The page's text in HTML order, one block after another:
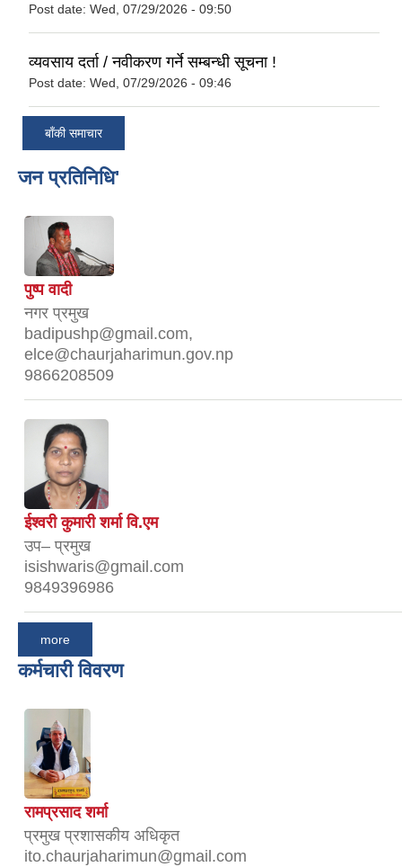
Post date: Wed, 07/29/2026 - 09:50
व्यवसाय दर्ता / नवीकरण गर्ने सम्बन्धी सूचना !
Post date: Wed, 07/29/2026 - 09:46
बाँकी समाचार
जन प्रतिनिधि'
पुष्प वादी
नगर प्रमुख
badipushp@gmail.com,
elce@chaurjaharimun.gov.np
9866208509
ईश्वरी कुमारी शर्मा वि.एम
उप– प्रमुख
isishwaris@gmail.com
9849396986
more
कर्मचारी विवरण
रामप्रसाद शर्मा
प्रमुख प्रशासकीय अधिकृत
ito.chaurjaharimun@gmail.com